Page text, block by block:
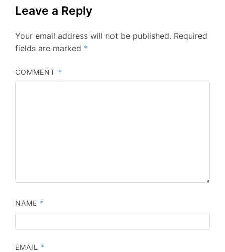
Leave a Reply
Your email address will not be published. Required
fields are marked *
COMMENT *
NAME *
EMAIL *